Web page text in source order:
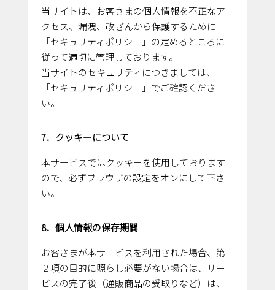
当サイトは、お客さまの個人情報を不正なア
クセス、漏洩、改ざんから保護するために
「セキュリティポリシー」の定めるところに
従って適切に管理しております。
当サイトのセキュリティにつきましては、
「セキュリティポリシー」でご確認くださ
い。
7．クッキーについて
本サービスではクッキーを使用しております
ので、必ずブラウザの設定をオンにして下さ
い。
8．個人情報の保存期間
お客さまが本サービスを利用された場合、第
２項の目的に照らし必要がない場合は、サー
ビスの完了後（通販商品の受取りなど）は、